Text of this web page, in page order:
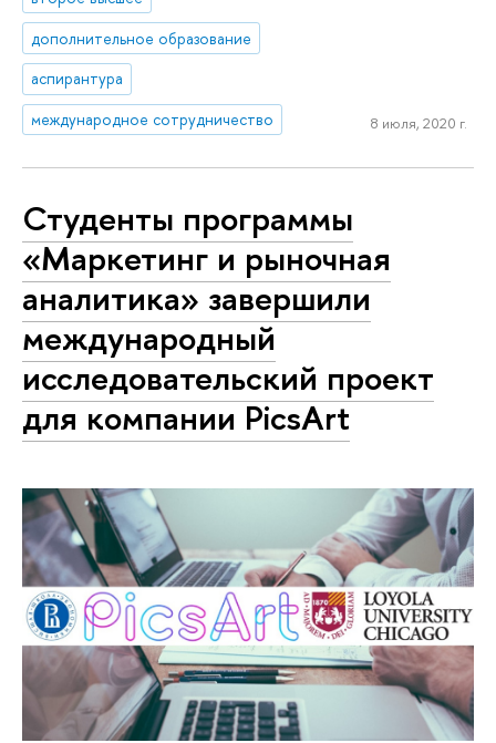
дополнительное образование
аспирантура
международное сотрудничество
8 июля, 2020 г.
Студенты программы
«Маркетинг и рыночная
аналитика» завершили
международный
исследовательский проект
для компании PicsArt